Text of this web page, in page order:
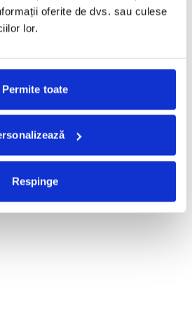
oferite de dvs. sau culese
lor.
Permite toate
Respinge